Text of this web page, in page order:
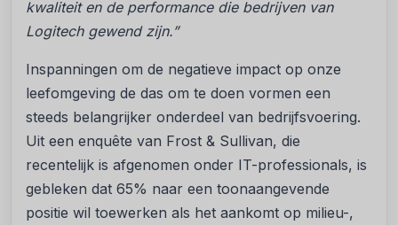
kwaliteit en de performance die bedrijven van
Logitech gewend zijn.”
Inspanningen om de negatieve impact op onze
leefomgeving de das om te doen vormen een
steeds belangrijker onderdeel van bedrijfsvoering.
Uit een enquête van Frost & Sullivan, die
recentelijk is afgenomen onder IT-professionals, is
gebleken dat 65% naar een toonaangevende
positie wil toewerken als het aankomt op milieu-,